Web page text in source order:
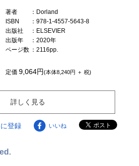
著者
：Dorland
ISBN
：978-1-4557-5643-8
出版社
：ELSEVIER
出版年
：2020年
ページ数 ：2116pp.
定価9,064円(本体8,240円 ＋ 税)
詳しく見る
登録 いいね